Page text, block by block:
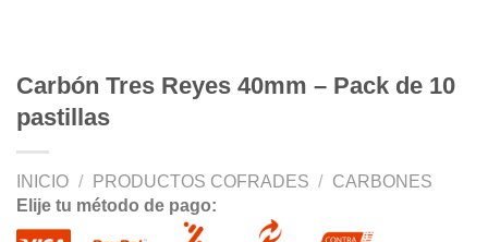
Carbón Tres Reyes 40mm – Pack de 10
pastillas
INICIO / PRODUCTOS COFRADES / CARBONES
Elije tu método de pago: